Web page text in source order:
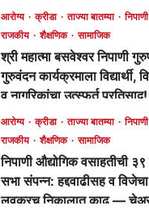
लवकरच काम पूर्ण होणार!
मुख्य संपादक 2 days ago
आरोग्य क्रीडा ताज्या बातम्या
राजकीय
शैक्षणिक सामाजिक
श्री महात्मा बसवेश्वर निपाणी
गुरुवंदन कार्यक्रमाला विद्यार्थी,
व नागरिकांचा उत्स्फूर्त प्रतिसाद!
मुख्य संपादक 5 days ago
आरोग्य क्रीडा ताज्या बातम्या
राजकीय
शैक्षणिक सामाजिक
निपाणी औद्योगिक वसाहतीची ३९
सभा संपन्न: हद्दवाढीसह व
लवकरच निकालात काढू —